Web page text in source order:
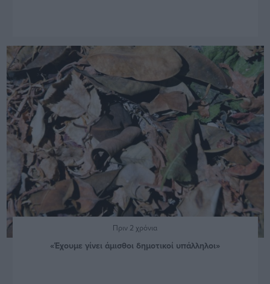
Πριν 2 χρόνια
«Έχουμε γίνει άμισθοι δημοτικοί υπάλληλοι»